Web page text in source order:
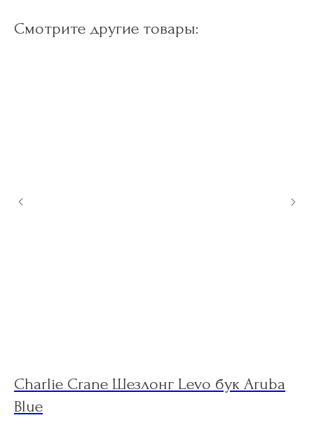
Смотрите другие товары:
Charlie Crane Шезлонг Levo бук Aruba
Blue